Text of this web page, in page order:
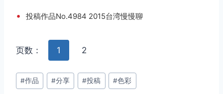
• 投稿作品No.4984 2015台湾慢慢聊
页数： 1 2
文
章
#作品 #分享 #投稿 #色彩